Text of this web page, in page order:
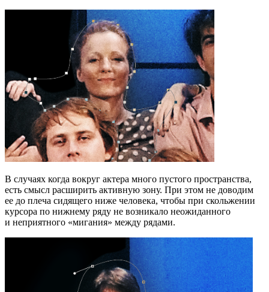
В случаях когда вокруг актера много пустого пространства,
есть смысл расширить активную зону. При этом не доводим
ее до плеча сидящего ниже человека, чтобы при скольжении
курсора по нижнему ряду не возникало неожиданного
и неприятного «мигания» между рядами.